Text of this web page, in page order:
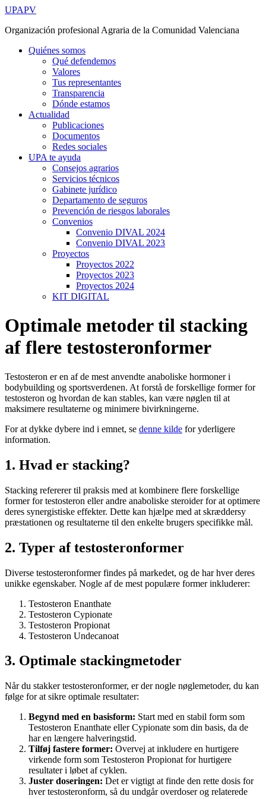
Ir
contenido
UPAPV
Organización profesional Agraria de la Comunidad Valenciana
Quiénes somos
Qué defendemos
Valores
Tus representantes
Transparencia
Dónde estamos
Actualidad
Publicaciones
Documentos
Redes sociales
UPA te ayuda
Consejos agrarios
Servicios técnicos
Gabinete jurídico
Departamento de seguros
Prevención de riesgos laborales
Convenios
Convenio DIVAL 2024
Convenio DIVAL 2023
Proyectos
Proyectos 2022
Proyectos 2023
Proyectos 2024
KIT DIGITAL
Optimale metoder til stacking
af flere testosteronformer
Testosteron er en af de mest anvendte anaboliske hormoner i
bodybuilding og sportsverdenen. At forstå de forskellige former for
testosteron og hvordan de kan stables, kan være nøglen til at
maksimere resultaterne og minimere bivirkningerne.
For at dykke dybere ind i emnet, se denne kilde for yderligere
information.
1. Hvad er stacking?
Stacking refererer til praksis med at kombinere flere forskellige
former for testosteron eller andre anaboliske steroider for at optimere
deres synergistiske effekter. Dette kan hjælpe med at skræddersy
præstationen og resultaterne til den enkelte brugers specifikke mål.
2. Typer af testosteronformer
Diverse testosteronformer findes på markedet, og de har hver deres
unikke egenskaber. Nogle af de mest populære former inkluderer:
Testosteron Enanthate
Testosteron Cypionate
Testosteron Propionat
Testosteron Undecanoat
3. Optimale stackingmetoder
Når du stakker testosteronformer, er der nogle nøglemetoder, du kan
følge for at sikre optimale resultater:
Begynd med en basisform: Start med en stabil form som
Testosteron Enanthate eller Cypionate som din basis, da de
har en længere halveringstid.
Tilføj fastere former: Overvej at inkludere en hurtigere
virkende form som Testosteron Propionat for hurtigere
resultater i løbet af cyklen.
Juster doseringen: Det er vigtigt at finde den rette dosis for
hver testosteronform, så du undgår overdoser og relaterede